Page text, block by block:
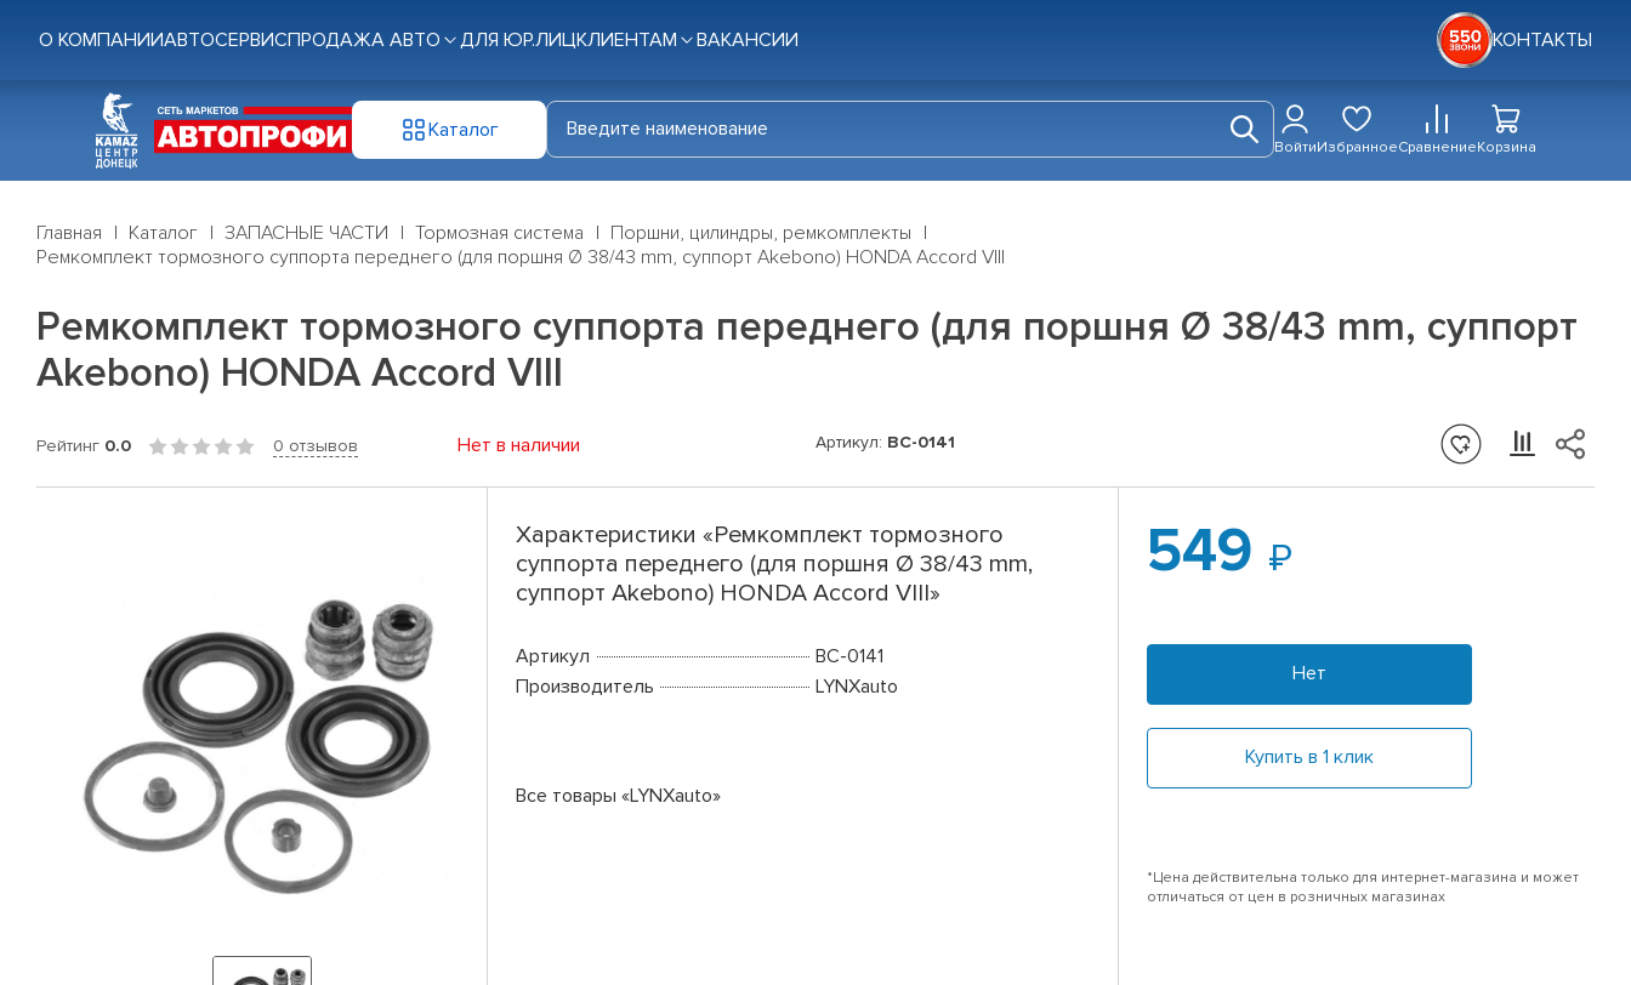
О КОМПАНИИАВТОСЕРВИСПРОДАЖА АВТО ДЛЯ ЮР.ЛИЦКЛИЕНТАМ ВАКАНСИИ КОНТАКТЫ
Каталог
ВойтиИзбранноеСравнениеКорзина
Главная Каталог ЗАПАСНЫЕ ЧАСТИ Тормозная система
Поршни, цилиндры, ремкомплекты
Ремкомплект тормозного суппорта переднего (для поршня Ø 38/43 mm, суппорт Akebono) HONDA Accord VIII
Ремкомплект тормозного суппорта переднего (для поршня Ø 38/43 mm, суппорт
Akebono) HONDA Accord VIII
Рейтинг 0.0 0 отзывов Нет в наличии Артикул: BC-0141
Характеристики «Ремкомплект тормозного
суппорта переднего (для поршня Ø 38/43 mm,
суппорт Akebono) HONDA Accord VIII»
Артикул
BC-0141
Производитель
LYNXauto
Все товары «LYNXauto»
549
Нет
Купить в 1 клик
*Цена действительна только для интернет-магазина и может
отличаться от цен в розничных магазинах